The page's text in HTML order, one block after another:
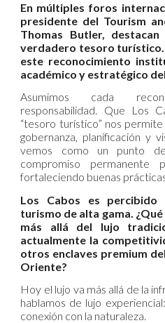
En múltiples foros
presidente del Tourism
Thomas Butler,
verdadero tesoro turístico.
este reconocimiento
académico y estratégico
Asumimos cada
responsabilidad. Que Los
“tesoro turístico” nos
gobernanza, planificación y
vemos como un punto
compromiso permanente
fortaleciendo buenas
Los Cabos es
turismo de alta gama.
más allá del lujo
actualmente la
otros enclaves premium
Oriente?
Hoy el lujo va más allá de la
hablamos de lujo
conexión con la naturaleza.